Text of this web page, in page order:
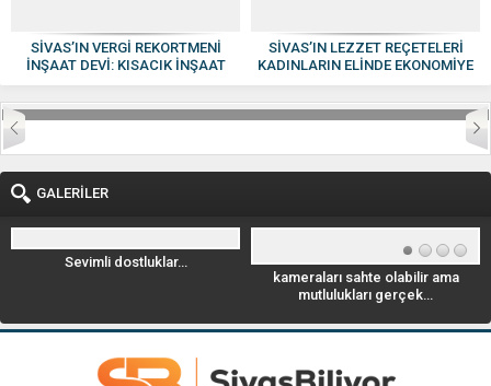
SİVAS’IN VERGİ REKORTMENİ
İNŞAAT DEVİ: KISACIK İNŞAAT
GÜVEN VE KALİTENİN ADI OLDU
SİVAS’IN LEZZET REÇETELERİ
KADINLARIN ELİNDE EKONOMİYE
KAZANDIRILIYOR
GALERİLER
Sevimli dostluklar…
kameraları sahte olabilir ama
mutlulukları gerçek…